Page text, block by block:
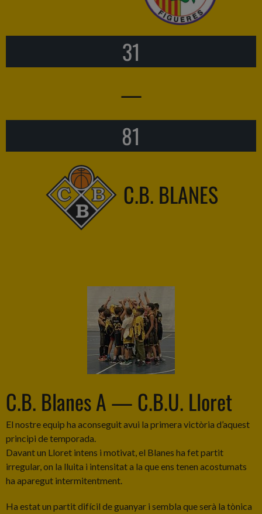
31
—
81
C.B. BLANES
C.B. Blanes A — C.B.U. Lloret
El nostre equip ha aconseguit avui la primera victòria d’aquest
principi de temporada.
Davant un Lloret intens i motivat, el Blanes ha fet partit
irregular, on la lluita i intensitat a la que ens tenen acostumats
ha aparegut intermitentment.
Ha estat un partit difícil de guanyar i sembla que serà la tònica